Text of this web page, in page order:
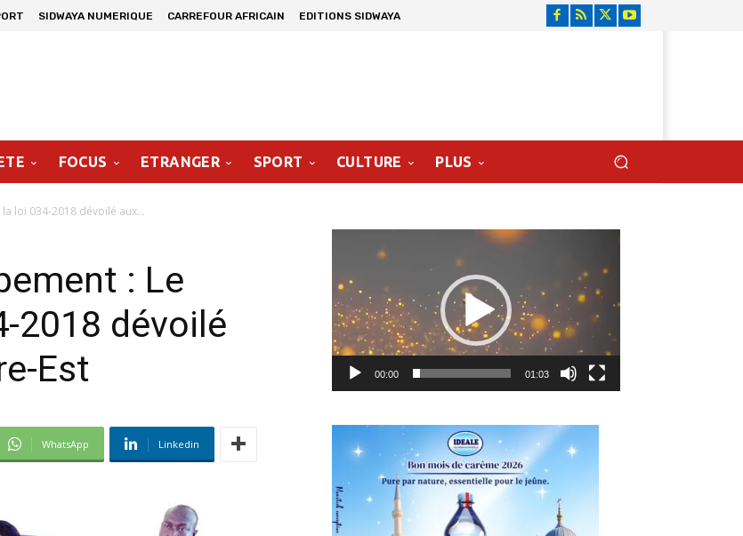
SIDWAYA NUMERIQUE CARREFOUR AFRICAIN EDITIONS SIDWAYA
FOCUS ETRANGER SPORT CULTURE PLUS
loi 034-2018 dévoilé aux...
: Le
2018 dévoilé
Est
WhatsApp Linkedin
00:00 01:03